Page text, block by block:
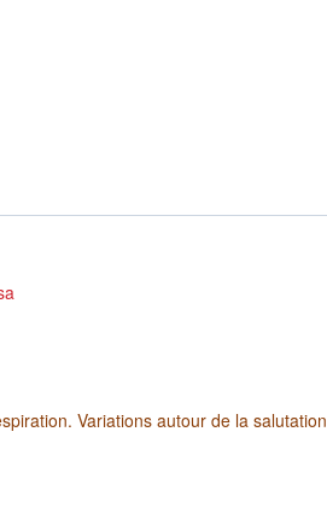
Variations autour de la salutation